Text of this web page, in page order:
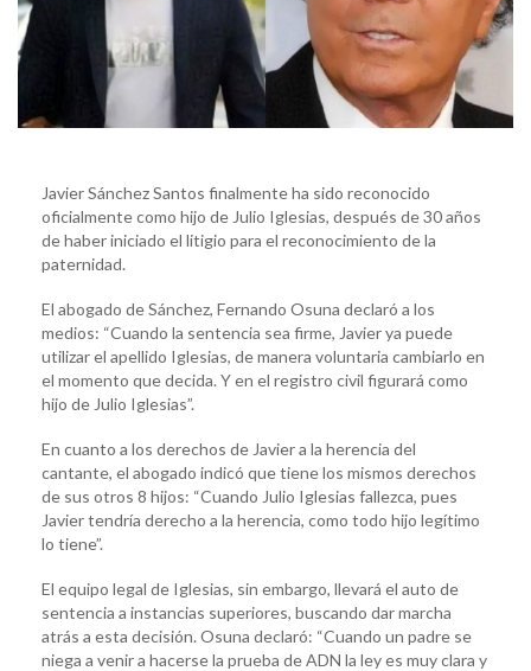
Javier Sánchez Santos finalmente ha sido reconocido
oficialmente como hijo de Julio Iglesias, después de 30 años
de haber iniciado el litigio para el reconocimiento de la
paternidad.
El abogado de Sánchez, Fernando Osuna declaró a los
medios: “Cuando la sentencia sea firme, Javier ya puede
utilizar el apellido Iglesias, de manera voluntaria cambiarlo en
el momento que decida. Y en el registro civil figurará como
hijo de Julio Iglesias”.
En cuanto a los derechos de Javier a la herencia del
cantante, el abogado indicó que tiene los mismos derechos
de sus otros 8 hijos: “Cuando Julio Iglesias fallezca, pues
Javier tendría derecho a la herencia, como todo hijo legítimo
lo tiene”.
El equipo legal de Iglesias, sin embargo, llevará el auto de
sentencia a instancias superiores, buscando dar marcha
atrás a esta decisión. Osuna declaró: “Cuando un padre se
niega a venir a hacerse la prueba de ADN la ley es muy clara y